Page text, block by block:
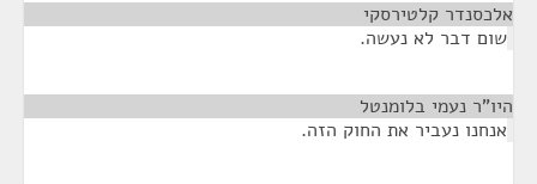
אלכסנדר קלטירסקי
שום דבר לא נעשה.
היו"ר נעמי בלומנטל
אנחנו נעביר את החוק הזה.